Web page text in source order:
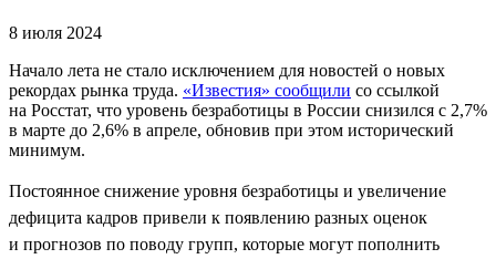
8 июля 2024
Начало лета не стало исключением для новостей о новых
рекордах рынка труда. «Известия» сообщили со ссылкой
на Росстат, что уровень безработицы в России снизился с 2,7%
в марте до 2,6% в апреле, обновив при этом исторический
минимум.
Постоянное снижение уровня безработицы и увеличение
дефицита кадров привели к появлению разных оценок
и прогнозов по поводу групп, которые могут пополнить